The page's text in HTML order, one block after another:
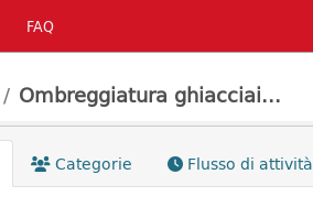
FAQ
Ombreggiatura ghiacciai...
Categorie Flusso di attività